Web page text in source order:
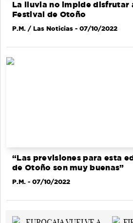
La lluvia no impide disfrutar
Festival de Otoño
P.M. / Las Noticias - 07/10/2022
“Las previsiones para esta
de Otoño son muy buenas”
P.M. - 07/10/2022